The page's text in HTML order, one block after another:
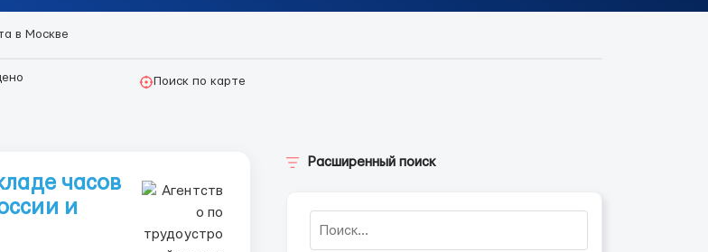
в Москве
Поиск по карте
часов
и
Расширенный поиск